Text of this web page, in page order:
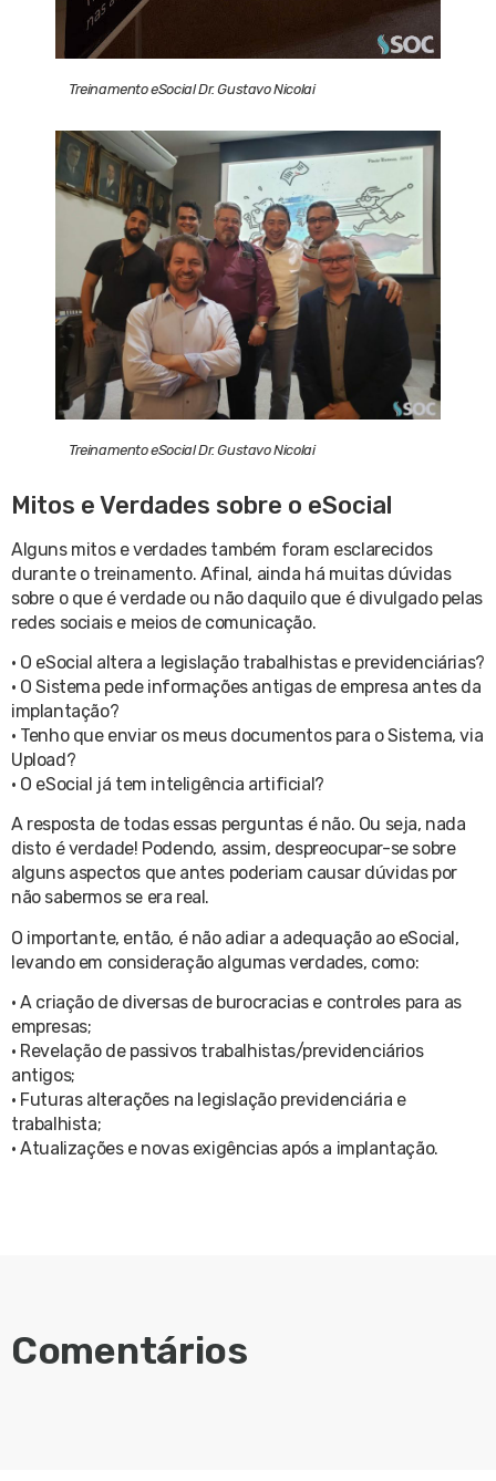
Treinamento eSocial Dr. Gustavo Nicolai
Treinamento eSocial Dr. Gustavo Nicolai
Mitos e Verdades sobre o eSocial
Alguns mitos e verdades também foram esclarecidos
durante o treinamento. Afinal, ainda há muitas dúvidas
sobre o que é verdade ou não daquilo que é divulgado pelas
redes sociais e meios de comunicação.
• O eSocial altera a legislação trabalhistas e previdenciárias?
• O Sistema pede informações antigas de empresa antes da
implantação?
• Tenho que enviar os meus documentos para o Sistema, via
Upload?
• O eSocial já tem inteligência artificial?
A resposta de todas essas perguntas é não. Ou seja, nada
disto é verdade! Podendo, assim, despreocupar-se sobre
alguns aspectos que antes poderiam causar dúvidas por
não sabermos se era real.
O importante, então, é não adiar a adequação ao eSocial,
levando em consideração algumas verdades, como:
• A criação de diversas de burocracias e controles para as
empresas;
• Revelação de passivos trabalhistas/previdenciários
antigos;
• Futuras alterações na legislação previdenciária e
trabalhista;
• Atualizações e novas exigências após a implantação.
Comentários